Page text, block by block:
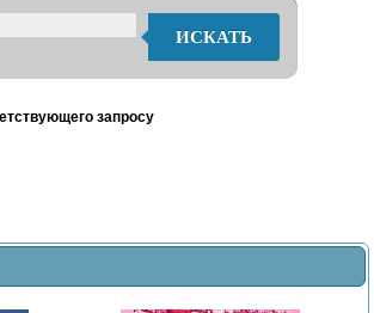
ИСКАТЬ
запросу